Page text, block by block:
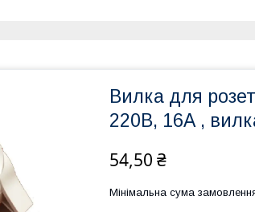
Вилка для
220В, 16А ,
54,50 ₴
Мінімальна сума